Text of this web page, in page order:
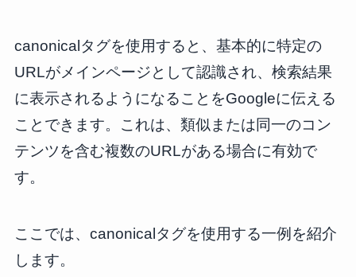
canonicalタグを使用すると、基本的に特定の
URLがメインページとして認識され、検索結果
に表示されるようになることをGoogleに伝える
ことできます。これは、類似または同一のコン
テンツを含む複数のURLがある場合に有効で
す。
ここでは、canonicalタグを使用する一例を紹介
します。